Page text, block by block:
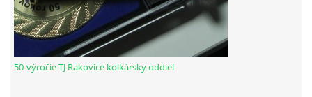
REKORDY NA KOLKÁRNI TJ RAKOVICE
Telovýchovná jednota Rakovice
50-výročie TJ Rakovice kolkársky oddiel